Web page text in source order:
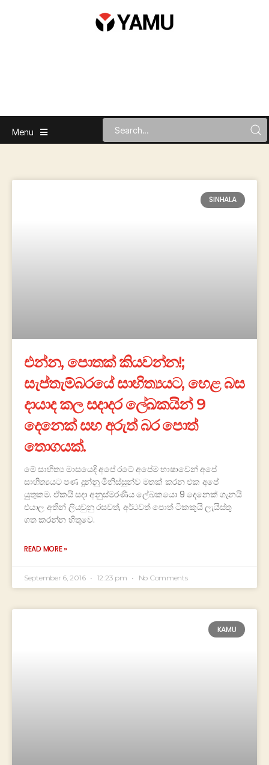
Menu
SINHALA
එන්න, පොතක් කියවන්න!;
සැප්තැම්බරයේ සාහිත්‍යයට, හෙළ බස
දායාද කල සදාදර ලේඛකයින් 9
දෙනෙක් සහ අරුත් බර පොත්
තොගයක්.
මේ සාහිත්‍ය මාසයෙදි අපේ රටේ අපේම භාෂාවෙන් අපේ
සාහිත්‍යයට පණ දුන්නු මිනිස්සුන්ව මතක් කරන එක අපේ
යුතුකම. ඒකයි සදා අනුස්මරණීය ලේඛකයො 9 දෙනෙක් ගැනයි
එයාල අතින් ලියවුනු රසවත්, අර්ථවත් පොත් ටිකකුයි ලැයිස්තු
ගත කරන්න හිතුවෙ.
READ MORE »
September 6, 2016 12:23 pm No Comments
KAMU